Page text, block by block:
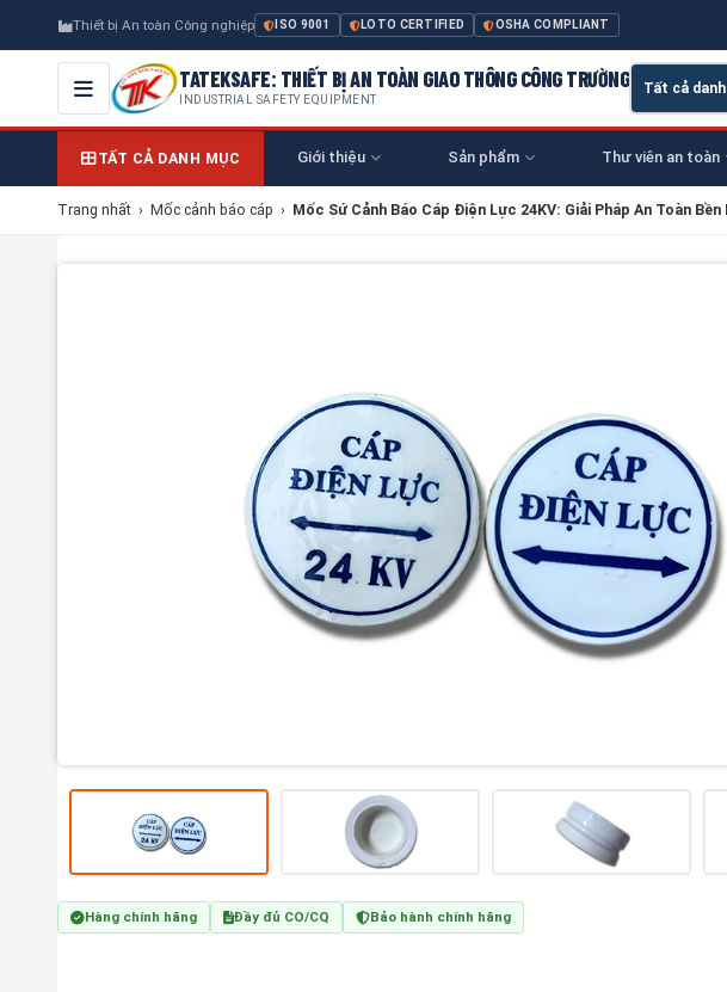
Thiết bị An toàn Công nghiệp ISO 9001 LOTO CERTIFIED OSHA COMPLIANT
TATEKSAFE: THIẾT BỊ AN TOÀN GIAO THÔNG CÔNG TRƯỜNG
INDUSTRIAL SAFETY EQUIPMENT
TẤT CẢ DANH MỤC Giới thiệu Sản phẩm Thư viên an toàn
Trang nhất › Mốc cảnh báo cáp › Mốc Sứ Cảnh Báo Cáp Điện Lực 24KV: Giải Pháp An Toàn
Hàng chính hãng Đầy đủ CO/CQ Bảo hành chính hãng